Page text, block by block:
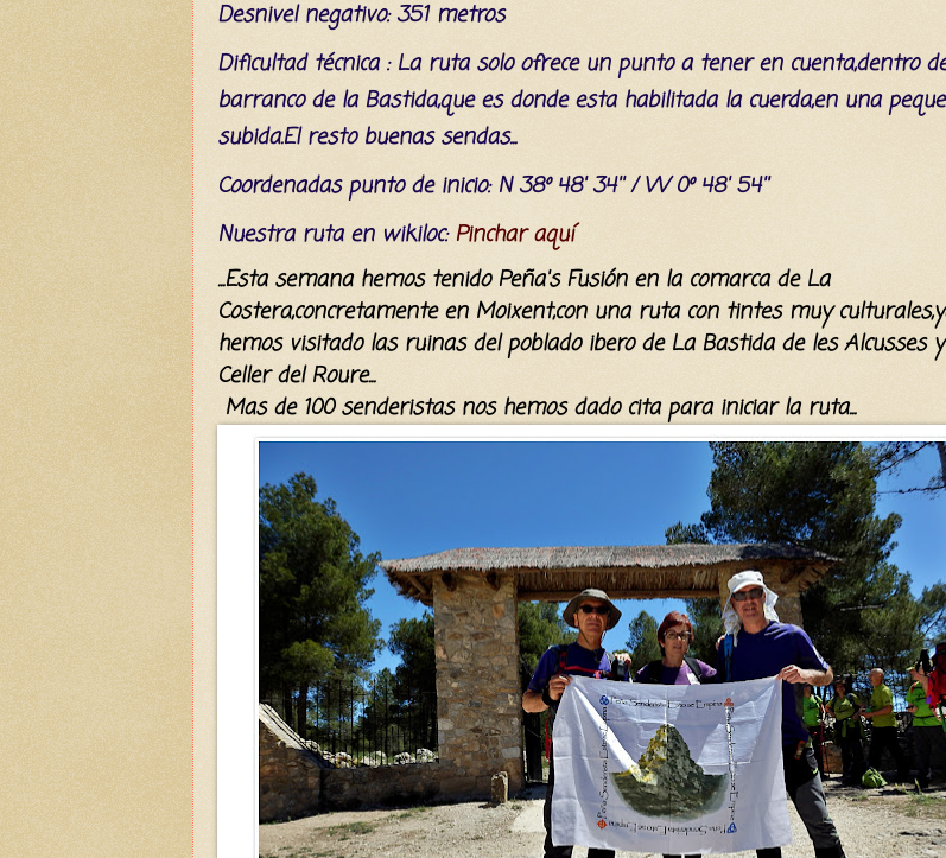
Desnivel negativo: 351 metros
Dificultad técnica: La ruta solo ofrece un punto a tener en cuenta,dentro
barranco de la Bastida,que es donde esta habilitada la cuerda,en una
subida.El resto buenas sendas...
Coordenadas punto de inicio: N 38º 48' 34'' / W 0º 48' 54''
Nuestra ruta en wikiloc: Pinchar aquí
...Esta semana hemos tenido Peña's Fusión en la comarca de La
Costera,concretamente en Moixent,con una ruta con tintes muy
hemos visitado las ruinas del pobladoibero de La Bastida de les Alcusses
Celler del Roure...
Mas de 100 senderistas nos hemos dado cita para iniciar la ruta...